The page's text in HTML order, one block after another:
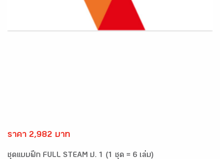
ราคา 2,982 บาท
ชุดแบบฝึก FULL STEAM ป. 1 (1 ชุด = 6 เล่ม)